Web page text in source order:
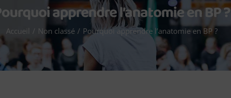
apprendre l’anatomie en BP ?
Accueil / Non classé / Pourquoi apprendre l’anatomie en BP ?